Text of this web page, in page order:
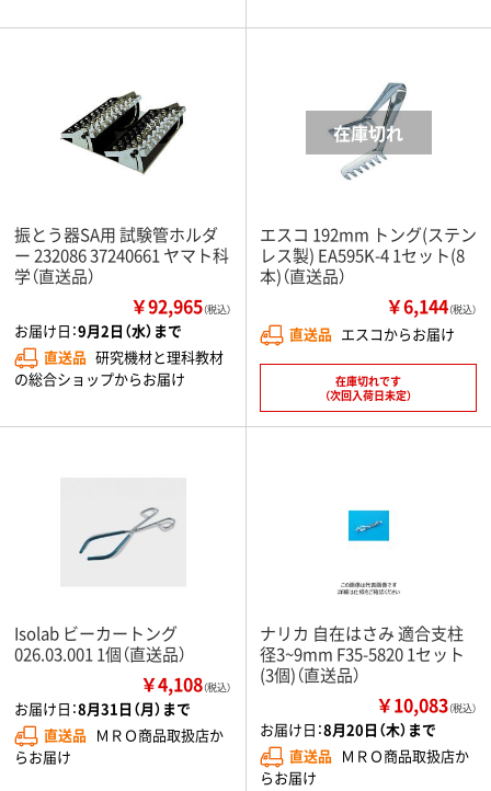
振とう器SA用 試験管ホルダ
ー 232086 37240661 ヤマト科
学（直送品）
￥92,965（税込）
お届け日：9月2日（水）まで
直送品 研究機材と理科教材
の総合ショップからお届け
エスコ 192mm トング(ステン
レス製) EA595K-4 1セット(8
本)（直送品）
￥6,144（税込）
直送品 エスコからお届け
在庫切れです
（次回入荷日未定）
Isolab ビーカートング
026.03.001 1個（直送品）
￥4,108（税込）
お届け日：8月31日（月）まで
直送品 ＭＲＯ商品取扱店か
らお届け
ナリカ 自在はさみ 適合支柱
径3~9mm F35-5820 1セット
(3個)（直送品）
￥10,083（税込）
お届け日：8月20日（木）まで
直送品 ＭＲＯ商品取扱店か
らお届け